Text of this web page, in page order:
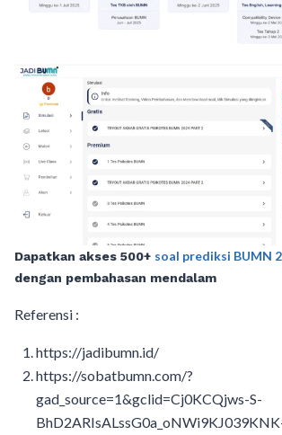
Dapatkan akses 500+ soal prediksi BUMN
dengan pembahasan mendalam
Referensi :
https://jadibumn.id/
https://sobatbumn.com/?
gad_source=1&gclid=Cj0KCQjws-S-